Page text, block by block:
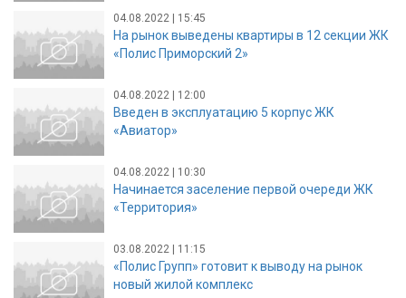
04.08.2022 | 15:45
На рынок выведены квартиры в 12 секции ЖК
«Полис Приморский 2»
04.08.2022 | 12:00
Введен в эксплуатацию 5 корпус ЖК
«Авиатор»
04.08.2022 | 10:30
Начинается заселение первой очереди ЖК
«Территория»
03.08.2022 | 11:15
«Полис Групп» готовит к выводу на рынок
новый жилой комплекс